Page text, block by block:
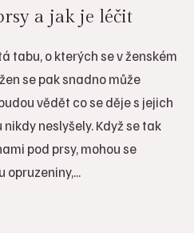
a jak je léčit
tabu, o kterých se v ženském
se pak snadno může
vědět co se děje s jejich
neslyšely. Když se tak
pod prsy, mohou se
opruzeniny,...